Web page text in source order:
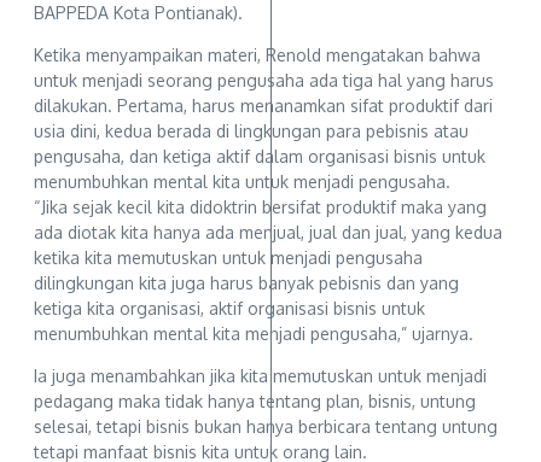
BAPPEDA Kota Pontianak).
Ketika menyampaikan materi, Renold mengatakan bahwa
untuk menjadi seorang pengusaha ada tiga hal yang harus
dilakukan. Pertama, harus menanamkan sifat produktif dari
usia dini, kedua berada di lingkungan para pebisnis atau
pengusaha, dan ketiga aktif dalam organisasi bisnis untuk
menumbuhkan mental kita untuk menjadi pengusaha.
“Jika sejak kecil kita didoktrin bersifat produktif maka yang
ada diotak kita hanya ada menjual, jual dan jual, yang kedua
ketika kita memutuskan untuk menjadi pengusaha
dilingkungan kita juga harus banyak pebisnis dan yang
ketiga kita organisasi, aktif organisasi bisnis untuk
menumbuhkan mental kita menjadi pengusaha,” ujarnya.
Ia juga menambahkan jika kita memutuskan untuk menjadi
pedagang maka tidak hanya tentang plan, bisnis, untung
selesai, tetapi bisnis bukan hanya berbicara tentang untung
tetapi manfaat bisnis kita untuk orang lain.